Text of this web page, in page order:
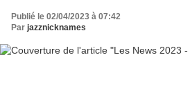
Publié le 02/04/2023 à 07:42
Par jazznicknames